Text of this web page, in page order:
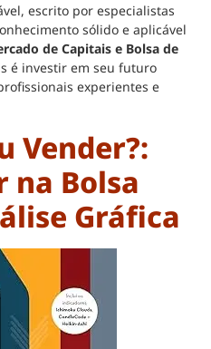
escrito por especialistas
sólido e aplicável
de Capitais e Bolsa de
é investir em seu futuro
experientes e
Vender?:
na Bolsa
Gráfica